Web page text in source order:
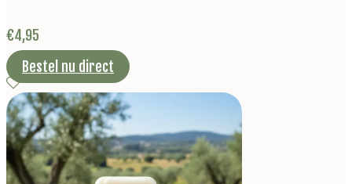
€4,95
Bestel nu direct